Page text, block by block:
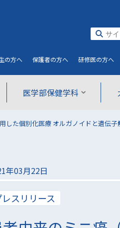
医学部保健学科
の方へ 保護者の方へ 研修医の方へ
した個別化医療 オルガノイドと遺伝
年03月22日
レスリリース